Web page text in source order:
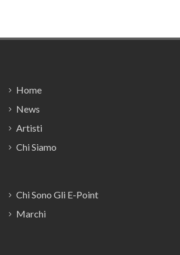
Home
News
Artisti
Chi Siamo
Chi Sono Gli E-Point
Marchi